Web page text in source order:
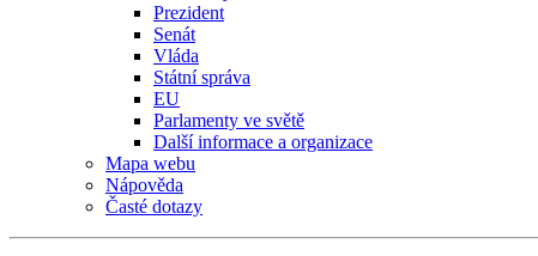
Prezident
Senát
Vláda
Státní správa
EU
Parlamenty ve světě
Další informace a organizace
Mapa webu
Nápověda
Časté dotazy